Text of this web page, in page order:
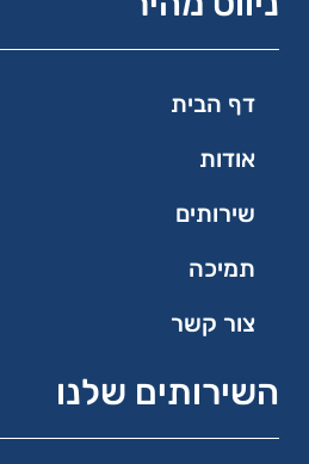
דף הבית
אודות
שירותים
תמיכה
צור קשר
השירותים שלנו